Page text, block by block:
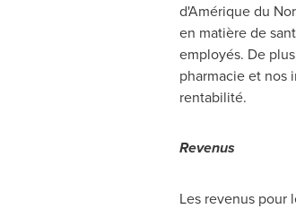
d'Amérique du
en matière de
employés. De
pharmacie et nos
rentabilité.
Revenus
Les revenus pour